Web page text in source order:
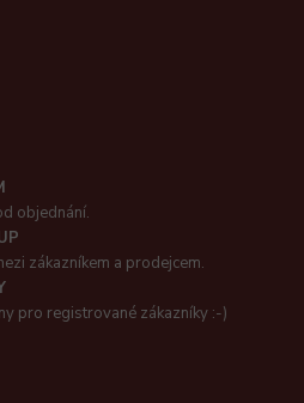
objednání.
zákazníkem a prodejcem.
pro registrované zákazníky :-)